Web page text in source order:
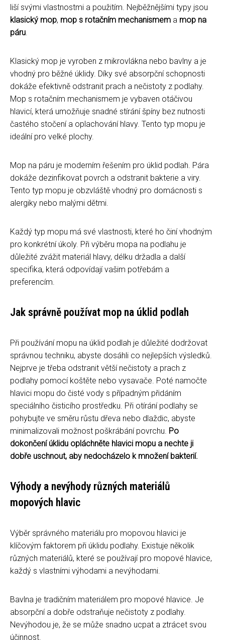
liší svými vlastnostmi a použitím. Nejběžnějšími typy jsou
klasický mop, mop s rotačním mechanismem a mop na
páru
Klasický mop je vyroben z mikrovlákna nebo bavlny a je
vhodný pro běžné úklidy. Díky své absorpční schopnosti
dokáže efektivně odstranit prach a nečistoty z podlahy.
Mop s rotačním mechanismem je vybaven otáčivou
hlavicí, která umožňuje snadné stírání špíny bez nutnosti
častého stočení a oplachování hlavy. Tento typ mopu je
ideální pro velké plochy.
Mop na páru je moderním řešením pro úklid podlah. Pára
dokáže dezinfikovat povrch a odstranit bakterie a viry.
Tento typ mopu je obzvláště vhodný pro domácnosti s
alergiky nebo malými dětmi.
Každý typ mopu má své vlastnosti, které ho činí vhodným
pro konkrétní úkoly. Při výběru mopa na podlahu je
důležité zvážit materiál hlavy, délku držadla a další
specifika, která odpovídají vašim potřebám a
preferencím.
Jak správně používat mop na úklid podlah
Při používání mopu na úklid podlah je důležité dodržovat
správnou techniku, abyste dosáhli co nejlepších výsledků.
Nejprve je třeba odstranit větší nečistoty a prach z
podlahy pomocí koštěte nebo vysavače. Poté namočte
hlavici mopu do čisté vody s případným přidáním
speciálního čisticího prostředku. Při otírání podlahy se
pohybujte ve směru růstu dřeva nebo dlaždic, abyste
minimalizovali možnost poškrábání povrchu. Po
dokončení úklidu opláchněte hlavici mopu a nechte ji
dobře uschnout, aby nedocházelo k množení bakterií.
Výhody a nevýhody různých materiálů
mopových hlavic
Výběr správného materiálu pro mopovou hlavici je
klíčovým faktorem při úklidu podlahy. Existuje několik
různých materiálů, které se používají pro mopové hlavice,
každý s vlastními výhodami a nevýhodami.
Bavlna je tradičním materiálem pro mopové hlavice. Je
absorpční a dobře odstraňuje nečistoty z podlahy.
Nevýhodou je, že se může snadno ucpat a ztrácet svou
účinnost.